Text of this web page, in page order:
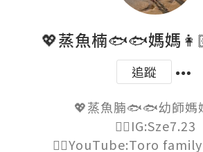
💖蒸魚楠🐟🐟媽媽
追蹤
💖蒸魚腩🐟🐟幼師媽
👉🏻IG:Sze7.23
👉🏻YouTube:Toro